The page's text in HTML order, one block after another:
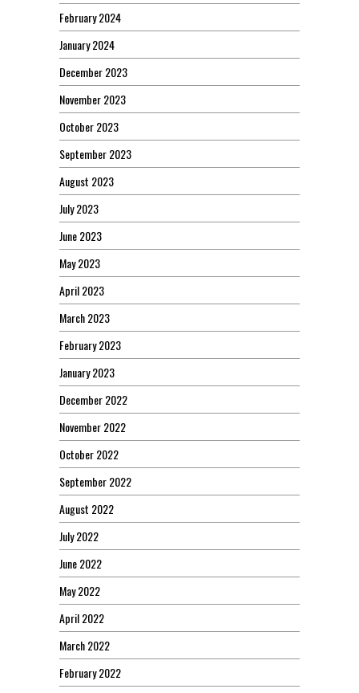
February 2024
January 2024
December 2023
November 2023
October 2023
September 2023
August 2023
July 2023
June 2023
May 2023
April 2023
March 2023
February 2023
January 2023
December 2022
November 2022
October 2022
September 2022
August 2022
July 2022
June 2022
May 2022
April 2022
March 2022
February 2022